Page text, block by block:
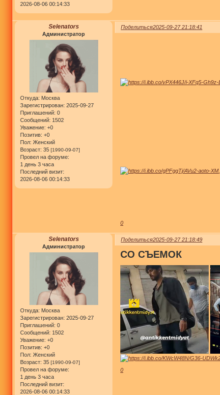
2026-08-06 00:14:33
Поделиться2025-09-27 21:18:41
Selenators
Администратор
Откуда: Москва
Зарегистрирован: 2025-09-27
Приглашений: 0
Сообщений: 1502
Уважение: +0
Позитив: +0
Пол: Женский
Возраст: 35 [1990-09-07]
Провел на форуме:
1 день 3 часа
Последний визит:
2026-08-06 00:14:33
0
Поделиться2025-09-27 21:18:49
Selenators
Администратор
Откуда: Москва
Зарегистрирован: 2025-09-27
Приглашений: 0
Сообщений: 1502
Уважение: +0
Позитив: +0
Пол: Женский
Возраст: 35 [1990-09-07]
Провел на форуме:
1 день 3 часа
Последний визит:
2026-08-06 00:14:33
СО СЪЕМОК
0